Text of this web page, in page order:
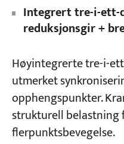
Integrert tre-i-ett-
reduksjonsgir +
Høyintegrerte tre-i-
utmerket
opphengspunkter.
strukturell belastning
flerpunktsbevegelse.